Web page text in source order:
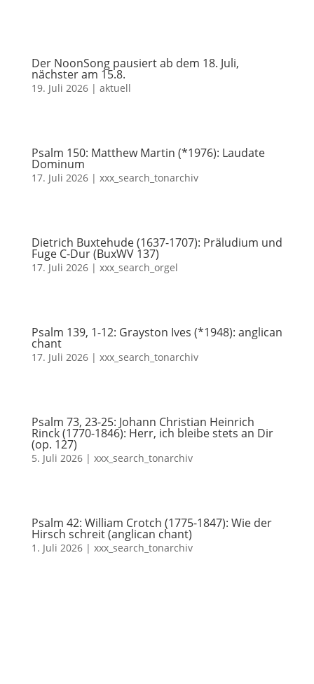
Der NoonSong pausiert ab dem 18. Juli,
nächster am 15.8.
19. Juli 2026| aktuell
Psalm 150: Matthew Martin (*1976): Laudate
Dominum
17. Juli 2026| xxx_search_tonarchiv
Dietrich Buxtehude (1637-1707): Präludium und
Fuge C-Dur (BuxWV 137)
17. Juli 2026| xxx_search_orgel
Psalm 139, 1-12: Grayston Ives (*1948): anglican
chant
17. Juli 2026| xxx_search_tonarchiv
Psalm 73, 23-25: Johann Christian Heinrich
Rinck (1770-1846): Herr, ich bleibe stets an Dir
(op. 127)
5. Juli 2026| xxx_search_tonarchiv
Psalm 42: William Crotch (1775-1847): Wie der
Hirsch schreit (anglican chant)
1. Juli 2026| xxx_search_tonarchiv